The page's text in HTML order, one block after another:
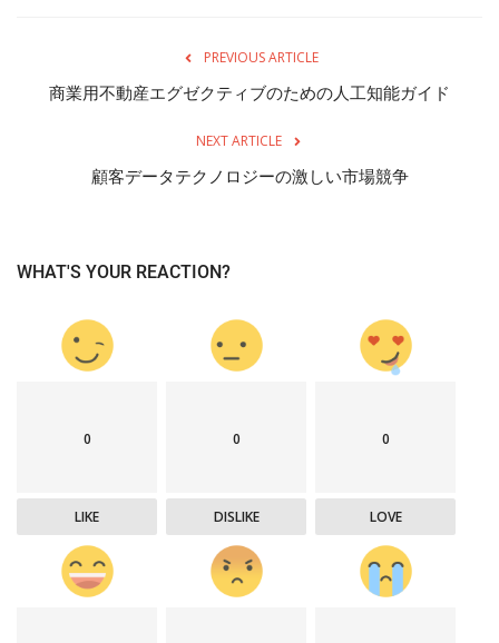
PREVIOUS ARTICLE
商業用不動産エグゼクティブのための人工知能ガイド
NEXT ARTICLE
顧客データテクノロジーの激しい市場競争
WHAT'S YOUR REACTION?
0
LIKE
0
DISLIKE
0
LOVE